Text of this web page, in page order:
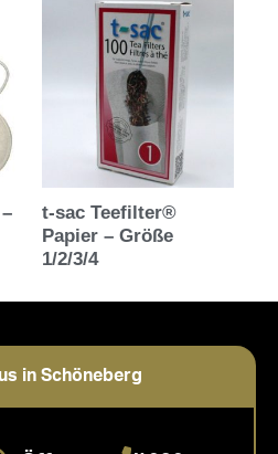
t-sac Teefilter®
Papier – Größe
1/2/3/4
in Schöneberg